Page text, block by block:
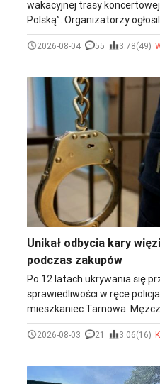
wakacyjnej trasy
Polską”. Organizatorzy
wystąpią na plenerowej
kampusie Akademii
2026-08-04 55 3.78(49)
Unikał odbycia kary
podczas zakupów
Po 12 latach ukrywania się
sprawiedliwości w ręce
mieszkaniec Tarnowa.
związku z koniecznością
wolności za oszustwo oraz
2026-08-03 21 3.06(16)